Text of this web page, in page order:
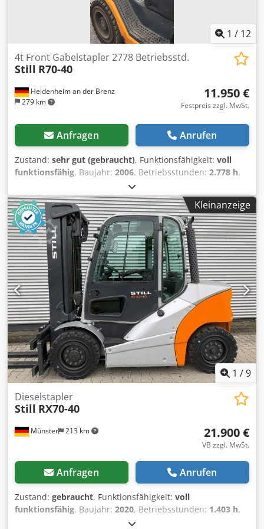
1 / 12
Heidenheim an der Brenz
279 km
4t Front Gabelstapler 2778 Betriebsstd.
Still R70-40
11.950 €
Festpreis zzgl. MwSt.
Anfragen Anrufen
Zustand: sehr gut (gebraucht), Funktionsfähigkeit: voll
funktionsfähig, Baujahr: 2006, Betriebsstunden: 2.778 h,
, Hubhöhe:3.320 mm
Diesel, Getriebetyp:Automatisch, Ausstattung:
Beleuchtung, Kabine, Palettengabeln, verstellbarer
Ausleger, Still R70-40 nur 2777 Betriebsstunden
Vollkabine, niedrige Gesamt-Bauhöhe
Gabelzinkenverstellung hydraulisch Große Räder fürs
Gelände Chedpfx Aozcm D Tjgloa
Kleinanzeige
1 /9
Münster 213 km
Dieselstapler
Still RX70-40
21.900 €
VB zzgl. MwSt.
Anfragen Anrufen
Zustand: gebraucht, Funktionsfähigkeit: voll
funktionsfähig, Baujahr: 2020, Betriebsstunden: 1.403 h,
, Hubhöhe:3.480 mm